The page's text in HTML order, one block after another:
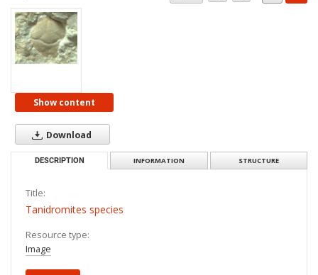
Show content
Download
DESCRIPTION INFORMATION STRUCTURE
Title:
Tanidromites species
Resource type:
Image